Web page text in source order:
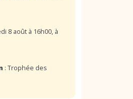
8 août à 16h00, à
: Trophée des